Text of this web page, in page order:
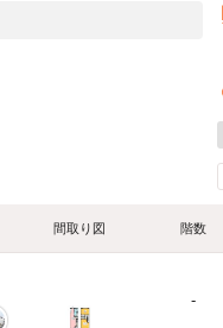
間取り図 階数
-